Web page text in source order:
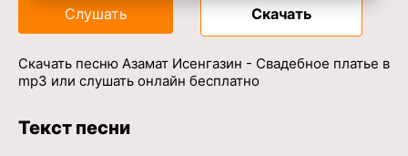
Слушать Скачать
Скачать песню Азамат Исенгазин - Свадебное платье в
mp3 или слушать онлайн бесплатно
Текст песни